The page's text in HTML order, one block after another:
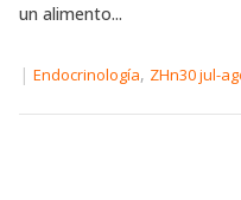
un alimento...
| Endocrinología, ZHn30 jul-